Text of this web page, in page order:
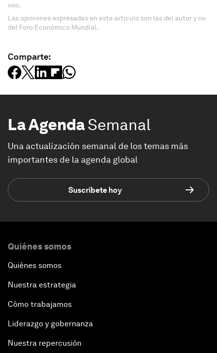
uso.
Las opiniones expresadas en este artículo son las del autor y no
del Foro Económico Mundial.
Comparte:
La AgendaSemanal
Una actualización semanal de los temas más
importantes de la agenda global
Suscríbete hoy
Quiénes somos
Quiénes somos
Nuestra estrategia
Cómo trabajamos
Liderazgo y gobernanza
Nuestra repercusión